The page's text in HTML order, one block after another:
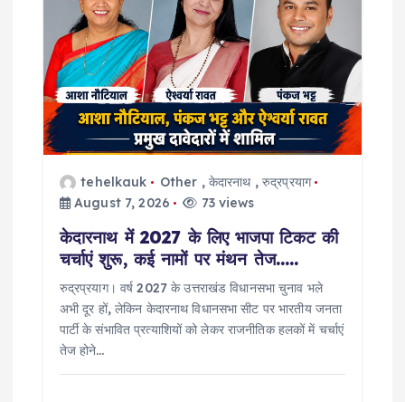
o
tehelkauk Other , केदारनाथ, रुद्रप्रयाग
August 7, 2026
73 views
केदारनाथ में 2027 के लिए भाजपा टिकट की
चर्चाएं शुरू, कई नामों पर मंथन तेज…..
रुद्रप्रयाग। वर्ष 2027 के उत्तराखंड विधानसभा चुनाव भले
अभी दूर हों, लेकिन केदारनाथ विधानसभा सीट पर भारतीय जनता
पार्टी के संभावित प्रत्याशियों को लेकर राजनीतिक हलकों में चर्चाएं
तेज होने…